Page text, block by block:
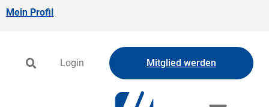
Mein Profil
Login Mitglied werden